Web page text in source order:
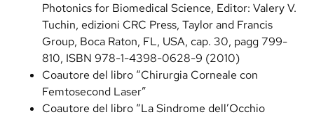
Photonics for Biomedical Science, Editor: Valery V.
Tuchin, edizioni CRC Press, Taylor and Francis
Group, Boca Raton, FL, USA, cap. 30, pagg 799-
810, ISBN 978-1-4398-0628-9 (2010)
Coautore del libro “Chirurgia Corneale con
Femtosecond Laser”
Coautore del libro “La Sindrome dell’Occhio